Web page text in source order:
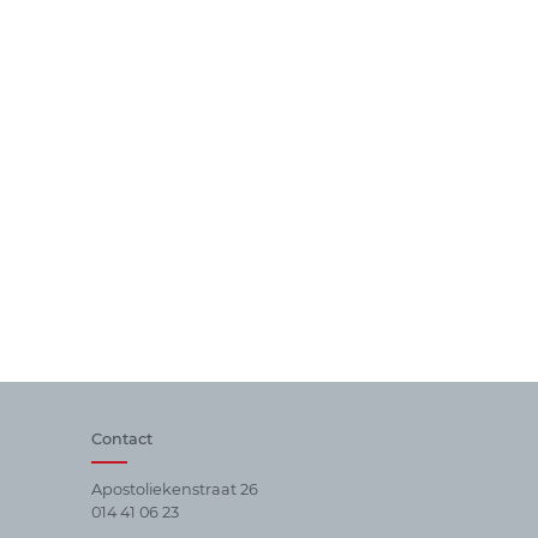
Contact
Apostoliekenstraat 26
014 41 06 23